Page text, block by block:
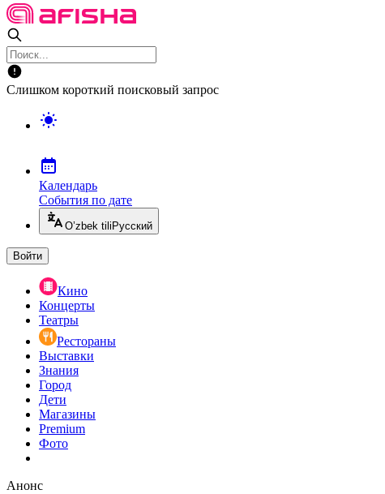
Слишком короткий поисковый запрос
Календарь
События по дате
O’zbek tili Русский
Войти
Кино
Концерты
Театры
Рестораны
Выставки
Знания
Город
Дети
Магазины
Premium
Фото
Анонс